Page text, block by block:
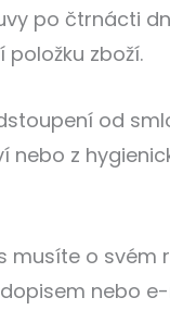
po čtrnácti
zboží.
od
z
musíte o
nebo